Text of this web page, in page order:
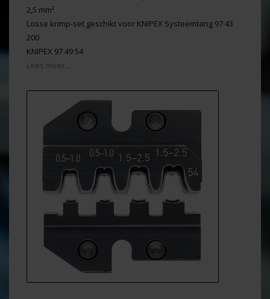
2,5 mm²
Losse krimp-set geschikt voor KNIPEX Systeemtang 97 43
200
KNIPEX 97 49 54
Lees meer...